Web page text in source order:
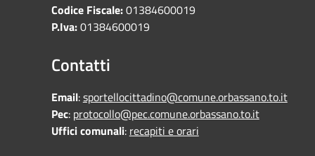
Codice Fiscale:01384600019
P.Iva:01384600019
Contatti
Email:sportellocittadino@comune.orbassano.to.it
Pec: protocollo@pec.comune.orbassano.to.it
Uffici comunali: recapiti e orari